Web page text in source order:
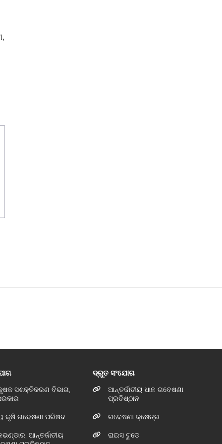
ସଶକ୍ତିକରଣ ବିଭାଗ,
କୃଷି ଗବେଷଣା ପରିଷଦ
ଆନ୍ତର୍ଜାତୀୟ
ଦ୍ରୁତ ସଂଯୋଗ
ଆନ୍ତର୍ଜାତୀୟ ଧାନ ଗବେଷଣା
ପ୍ରତିଷ୍ଠାନ
ଗବେଷଣା କ୍ଷେତ୍ର
ରାଇସ ଟୁଡେ